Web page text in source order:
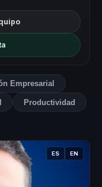
Empresarial
Productividad
ES EN